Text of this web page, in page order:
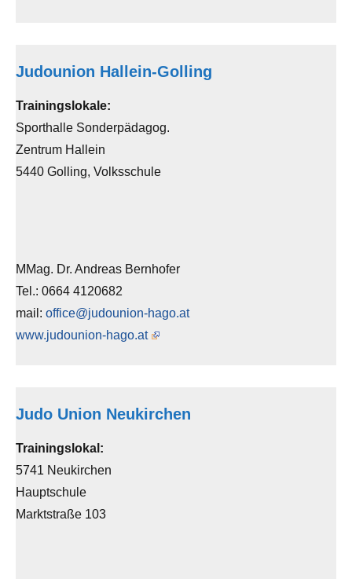
Judounion Hallein-Golling
Trainingslokale:
Sporthalle Sonderpädagog.
Zentrum Hallein
5440 Golling, Volksschule
MMag. Dr. Andreas Bernhofer
Tel.: 0664 4120682
mail: office@judounion-hago.at
www.judounion-hago.at
Judo Union Neukirchen
Trainingslokal:
5741 Neukirchen
Hauptschule
Marktstraße 103